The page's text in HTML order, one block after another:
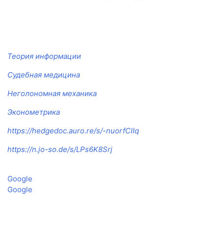
Теория информации
Судебная медицина
Неголономная механика
Эконометрика
https://hedgedoc.auro.re/s/-nuorfCIIq
https://n.jo-so.de/s/LPs6K8Srj
Google
Google